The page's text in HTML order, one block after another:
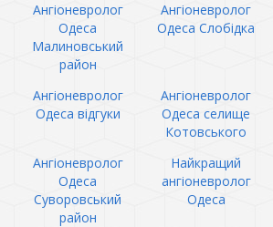
Ангіоневролог
Одеса
Малиновський
район
Ангіоневролог
Одеса Слобідка
Ангіоневролог
Одеса відгуки
Ангіоневролог
Одеса селище
Котовського
Ангіоневролог
Одеса
Суворовський
район
Найкращий
ангіоневролог
Одеса